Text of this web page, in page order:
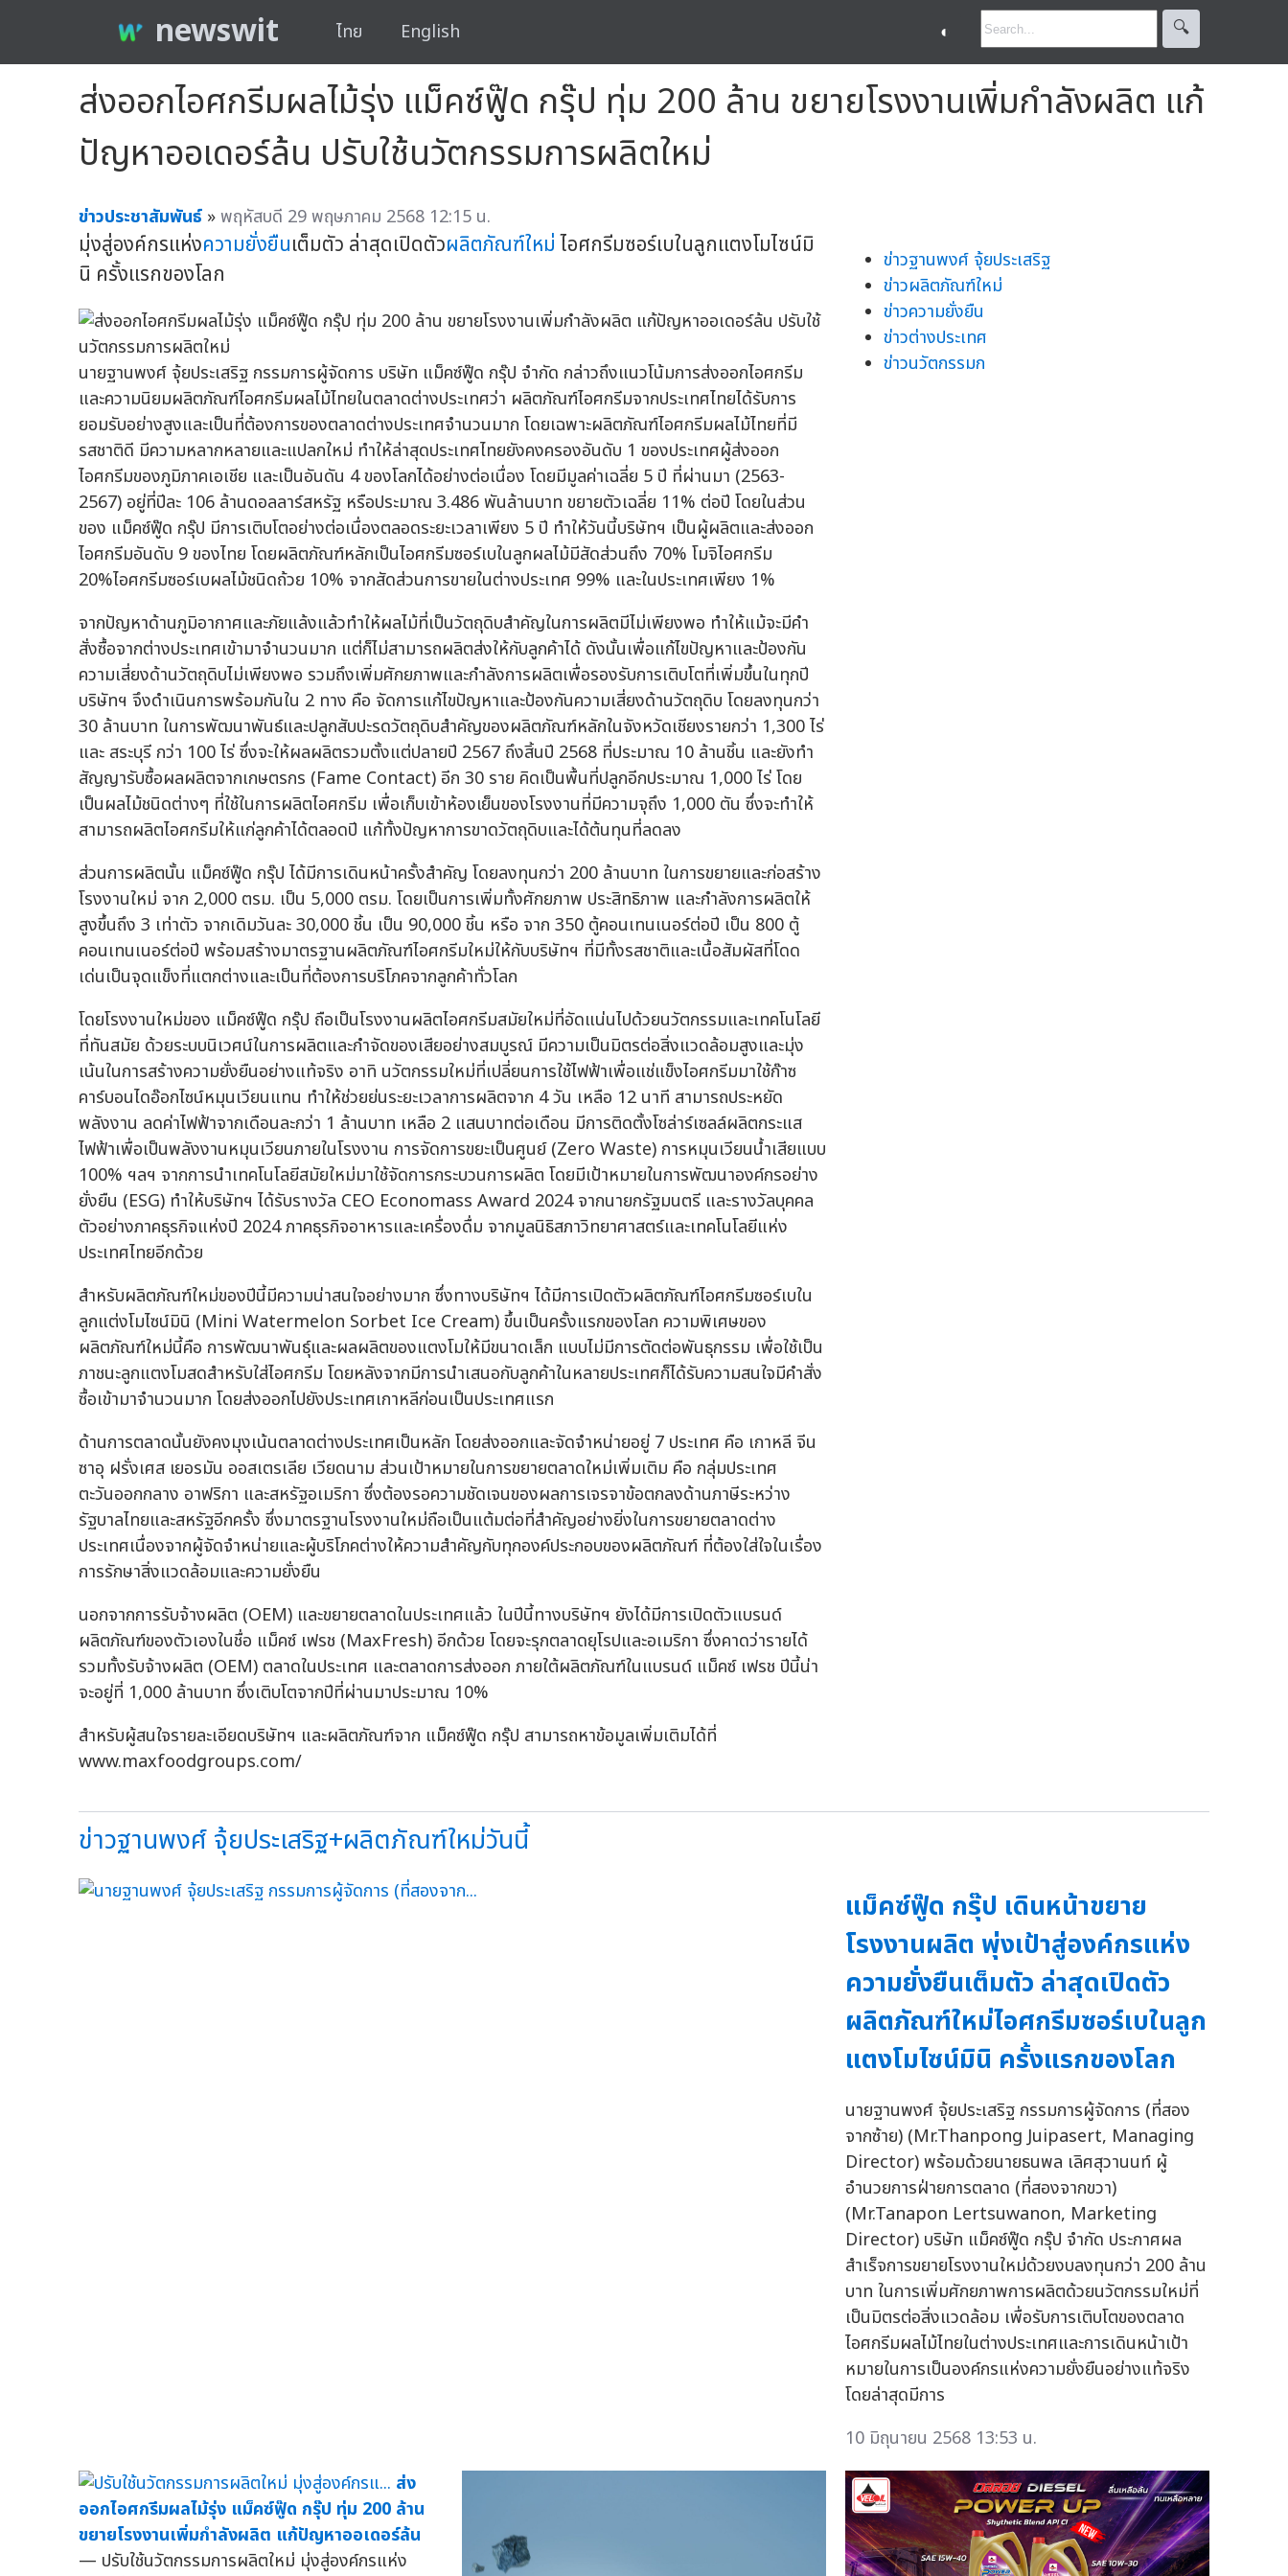
newswit ไทย English ◐ 🔍︎
ส่งออกไอศกรีมผลไม้รุ่ง แม็คซ์ฟู๊ด กรุ๊ป ทุ่ม 200 ล้าน ขยายโรงงานเพิ่มกำลังผลิต แก้
ปัญหาออเดอร์ล้น ปรับใช้นวัตกรรมการผลิตใหม่
ข่าวประชาสัมพันธ์ »พฤหัสบดี 29 พฤษภาคม 2568 12:15 น.
มุ่งสู่องค์กรแห่งความยั่งยืนเต็มตัว ล่าสุดเปิดตัวผลิตภัณฑ์ใหม่ไอศกรีมซอร์เบในลูกแตงโมไซน์มิ
นิ ครั้งแรกของโลก
นายฐานพงศ์ จุ้ยประเสริฐ กรรมการผู้จัดการ บริษัท แม็คซ์ฟู๊ด กรุ๊ป จำกัด กล่าวถึงแนวโน้มการส่งออกไอศกรีม
และความนิยมผลิตภัณฑ์ไอศกรีมผลไม้ไทยในตลาดต่างประเทศว่า ผลิตภัณฑ์ไอศกรีมจากประเทศไทยได้รับการ
ยอมรับอย่างสูงและเป็นที่ต้องการของตลาดต่างประเทศจำนวนมาก โดยเฉพาะผลิตภัณฑ์ไอศกรีมผลไม้ไทยที่มี
รสชาติดี มีความหลากหลายและแปลกใหม่ ทำให้ล่าสุดประเทศไทยยังคงครองอันดับ 1 ของประเทศผู้ส่งออก
ไอศกรีมของภูมิภาคเอเชีย และเป็นอันดัน 4 ของโลกได้อย่างต่อเนื่อง โดยมีมูลค่าเฉลี่ย 5 ปี ที่ผ่านมา (2563-
2567) อยู่ที่ปีละ 106 ล้านดอลลาร์สหรัฐ หรือประมาณ 3.486 พันล้านบาท ขยายตัวเฉลี่ย 11% ต่อปี โดยในส่วน
ของ แม็คซ์ฟู๊ด กรุ๊ป มีการเติบโตอย่างต่อเนื่องตลอดระยะเวลาเพียง 5 ปี ทำให้วันนี้บริษัทฯ เป็นผู้ผลิตและส่งออก
ไอศกรีมอันดับ 9 ของไทย โดยผลิตภัณฑ์หลักเป็นไอศกรีมซอร์เบในลูกผลไม้มีสัดส่วนถึง 70% โมจิไอศกรีม
20%ไอศกรีมซอร์เบผลไม้ชนิดถ้วย 10% จากสัดส่วนการขายในต่างประเทศ 99% และในประเทศเพียง 1%
จากปัญหาด้านภูมิอากาศและภัยแล้งแล้วทำให้ผลไม้ที่เป็นวัตถุดิบสำคัญในการผลิตมีไม่เพียงพอ ทำให้แม้จะมีคำ
สั่งซื้อจากต่างประเทศเข้ามาจำนวนมาก แต่ก็ไม่สามารถผลิตส่งให้กับลูกค้าได้ ดังนั้นเพื่อแก้ไขปัญหาและป้องกัน
ความเสี่ยงด้านวัตถุดิบไม่เพียงพอ รวมถึงเพิ่มศักยภาพและกำลังการผลิตเพื่อรองรับการเติบโตที่เพิ่มขึ้นในทุกปี
บริษัทฯ จึงดำเนินการพร้อมกันใน 2 ทาง คือ จัดการแก้ไขปัญหาและป้องกันความเสี่ยงด้านวัตถุดิบ โดยลงทุนกว่า
30 ล้านบาท ในการพัฒนาพันธ์และปลูกสับปะรดวัตถุดิบสำคัญของผลิตภัณฑ์หลักในจังหวัดเชียงรายกว่า 1,300 ไร่
และ สระบุรี กว่า 100 ไร่ ซึ่งจะให้ผลผลิตรวมตั้งแต่ปลายปี 2567 ถึงสิ้นปี 2568 ที่ประมาณ 10 ล้านชิ้น และยังทำ
สัญญารับซื้อผลผลิตจากเกษตรกร (Fame Contact) อีก 30 ราย คิดเป็นพื้นที่ปลูกอีกประมาณ 1,000 ไร่ โดย
เป็นผลไม้ชนิดต่างๆ ที่ใช้ในการผลิตไอศกรีม เพื่อเก็บเข้าห้องเย็นของโรงงานที่มีความจุถึง 1,000 ตัน ซึ่งจะทำให้
สามารถผลิตไอศกรีมให้แก่ลูกค้าได้ตลอดปี แก้ทั้งปัญหาการขาดวัตถุดิบและได้ต้นทุนที่ลดลง
ส่วนการผลิตนั้น แม็คซ์ฟู๊ด กรุ๊ป ได้มีการเดินหน้าครั้งสำคัญ โดยลงทุนกว่า 200 ล้านบาท ในการขยายและก่อสร้าง
โรงงานใหม่ จาก 2,000 ตรม. เป็น 5,000 ตรม. โดยเป็นการเพิ่มทั้งศักยภาพ ประสิทธิภาพ และกำลังการผลิตให้
สูงขึ้นถึง 3 เท่าตัว จากเดิมวันละ 30,000 ชิ้น เป็น 90,000 ชิ้น หรือ จาก 350 ตู้คอนเทนเนอร์ต่อปี เป็น 800 ตู้
คอนเทนเนอร์ต่อปี พร้อมสร้างมาตรฐานผลิตภัณฑ์ไอศกรีมใหม่ให้กับบริษัทฯ ที่มีทั้งรสชาติและเนื้อสัมผัสที่โดด
เด่นเป็นจุดแข็งที่แตกต่างและเป็นที่ต้องการบริโภคจากลูกค้าทั่วโลก
โดยโรงงานใหม่ของ แม็คซ์ฟู๊ด กรุ๊ป ถือเป็นโรงงานผลิตไอศกรีมสมัยใหม่ที่อัดแน่นไปด้วยนวัตกรรมและเทคโนโลยี
ที่ทันสมัย ด้วยระบบนิเวศน์ในการผลิตและกำจัดของเสียอย่างสมบูรณ์ มีความเป็นมิตรต่อสิ่งแวดล้อมสูงและมุ่ง
เน้นในการสร้างความยั่งยืนอย่างแท้จริง อาทิ นวัตกรรมใหม่ที่เปลี่ยนการใช้ไฟฟ้าเพื่อแช่แข็งไอศกรีมมาใช้ก๊าซ
คาร์บอนไดอ๊อกไซน์หมุนเวียนแทน ทำให้ช่วยย่นระยะเวลาการผลิตจาก 4 วัน เหลือ 12 นาที สามารถประหยัด
พลังงาน ลดค่าไฟฟ้าจากเดือนละกว่า 1 ล้านบาท เหลือ 2 แสนบาทต่อเดือน มีการติดตั้งโซล่าร์เซลล์ผลิตกระแส
ไฟฟ้าเพื่อเป็นพลังงานหมุนเวียนภายในโรงงาน การจัดการขยะเป็นศูนย์ (Zero Waste) การหมุนเวียนน้ำเสียแบบ
100% ฯลฯ จากการนำเทคโนโลยีสมัยใหม่มาใช้จัดการกระบวนการผลิต โดยมีเป้าหมายในการพัฒนาองค์กรอย่าง
ยั่งยืน (ESG) ทำให้บริษัทฯ ได้รับรางวัล CEO Economass Award 2024 จากนายกรัฐมนตรี และรางวัลบุคคล
ตัวอย่างภาคธุรกิจแห่งปี 2024 ภาคธุรกิจอาหารและเครื่องดื่ม จากมูลนิธิสภาวิทยาศาสตร์และเทคโนโลยีแห่ง
ประเทศไทยอีกด้วย
สำหรับผลิตภัณฑ์ใหม่ของปีนี้มีความน่าสนใจอย่างมาก ซึ่งทางบริษัทฯ ได้มีการเปิดตัวผลิตภัณฑ์ไอศกรีมซอร์เบใน
ลูกแต่งโมไซน์มินิ (Mini Watermelon Sorbet Ice Cream) ขึ้นเป็นครั้งแรกของโลก ความพิเศษของ
ผลิตภัณฑ์ใหม่นี้คือ การพัฒนาพันธุ์และผลผลิตของแตงโมให้มีขนาดเล็ก แบบไม่มีการตัดต่อพันธุกรรม เพื่อใช้เป็น
ภาชนะลูกแตงโมสดสำหรับใส่ไอศกรีม โดยหลังจากมีการนำเสนอกับลูกค้าในหลายประเทศก็ได้รับความสนใจมีคำสั่ง
ซื้อเข้ามาจำนวนมาก โดยส่งออกไปยังประเทศเกาหลีก่อนเป็นประเทศแรก
ด้านการตลาดนั้นยังคงมุงเน้นตลาดต่างประเทศเป็นหลัก โดยส่งออกและจัดจำหน่ายอยู่ 7 ประเทศ คือ เกาหลี จีน
ซาอุ ฝรั่งเศส เยอรมัน ออสเตรเลีย เวียดนาม ส่วนเป้าหมายในการขยายตลาดใหม่เพิ่มเติม คือ กลุ่มประเทศ
ตะวันออกกลาง อาฟริกา และสหรัฐอเมริกา ซึ่งต้องรอความชัดเจนของผลการเจรจาข้อตกลงด้านภาษีระหว่าง
รัฐบาลไทยและสหรัฐอีกครั้ง ซึ่งมาตรฐานโรงงานใหม่ถือเป็นแต้มต่อที่สำคัญอย่างยิ่งในการขยายตลาดต่าง
ประเทศเนื่องจากผู้จัดจำหน่ายและผู้บริโภคต่างให้ความสำคัญกับทุกองค์ประกอบของผลิตภัณฑ์ ที่ต้องใส่ใจในเรื่อง
การรักษาสิ่งแวดล้อมและความยั่งยืน
นอกจากการรับจ้างผลิต (OEM) และขยายตลาดในประเทศแล้ว ในปีนี้ทางบริษัทฯ ยังได้มีการเปิดตัวแบรนด์
ผลิตภัณฑ์ของตัวเองในชื่อ แม็คซ์ เฟรช (MaxFresh) อีกด้วย โดยจะรุกตลาดยุโรปและอเมริกา ซึ่งคาดว่ารายได้
รวมทั้งรับจ้างผลิต (OEM) ตลาดในประเทศ และตลาดการส่งออก ภายใต้ผลิตภัณฑ์ในแบรนด์ แม็คซ์ เฟรช ปีนี้น่า
จะอยู่ที่ 1,000 ล้านบาท ซึ่งเติบโตจากปีที่ผ่านมาประมาณ 10%
สำหรับผู้สนใจรายละเอียดบริษัทฯ และผลิตภัณฑ์จาก แม็คซ์ฟู๊ด กรุ๊ป สามารถหาข้อมูลเพิ่มเติมได้ที่
www.maxfoodgroups.com/
ข่าวฐานพงศ์ จุ้ยประเสริฐ
ข่าวผลิตภัณฑ์ใหม่
ข่าวความยั่งยืน
ข่าวต่างประเทศ
ข่าวนวัตกรรมก
ข่าวฐานพงศ์ จุ้ยประเสริฐ+ผลิตภัณฑ์ใหม่วันนี้
แม็คซ์ฟู๊ด กรุ๊ป เดินหน้าขยาย
โรงงานผลิต พุ่งเป้าสู่องค์กรแห่ง
ความยั่งยืนเต็มตัว ล่าสุดเปิดตัว
ผลิตภัณฑ์ใหม่ไอศกรีมซอร์เบในลูก
แตงโมไซน์มินิ ครั้งแรกของโลก
นายฐานพงศ์ จุ้ยประเสริฐ กรรมการผู้จัดการ (ที่สอง
จากซ้าย) (Mr.Thanpong Juipasert, Managing
Director) พร้อมด้วยนายธนพล เลิศสุวานนท์ ผู้
อำนวยการฝ่ายการตลาด (ที่สองจากขวา)
(Mr.Tanapon Lertsuwanon, Marketing
Director) บริษัท แม็คซ์ฟู๊ด กรุ๊ป จำกัด ประกาศผล
สำเร็จการขยายโรงงานใหม่ด้วยงบลงทุนกว่า 200 ล้าน
บาท ในการเพิ่มศักยภาพการผลิตด้วยนวัตกรรมใหม่ที่
เป็นมิตรต่อสิ่งแวดล้อม เพื่อรับการเติบโตของตลาด
ไอศกรีมผลไม้ไทยในต่างประเทศและการเดินหน้าเป้า
หมายในการเป็นองค์กรแห่งความยั่งยืนอย่างแท้จริง
โดยล่าสุดมีการ
10 มิถุนายน 2568 13:53 น.
ส่ง
ออกไอศกรีมผลไม้รุ่ง แม็คซ์ฟู๊ด กรุ๊ป ทุ่ม 200 ล้าน
ขยายโรงงานเพิ่มกำลังผลิต แก้ปัญหาออเดอร์ล้น
— ปรับใช้นวัตกรรมการผลิตใหม่ มุ่งสู่องค์กรแห่ง